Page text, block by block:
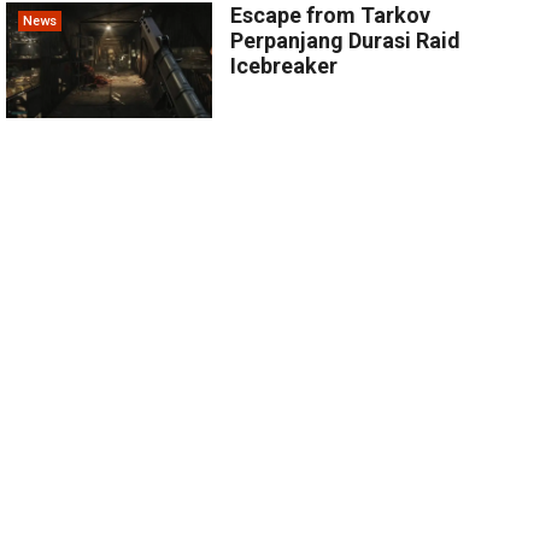
News
Escape from Tarkov
Perpanjang Durasi Raid
Icebreaker